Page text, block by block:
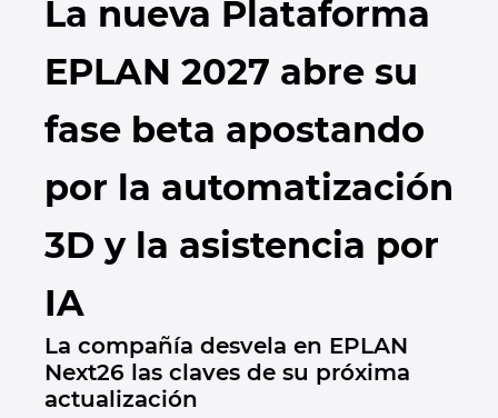
La nueva Plataforma
EPLAN 2027 abre su
fase beta apostando
por la automatización
3D y la asistencia por
IA
La compañía desvela en EPLAN
Next26 las claves de su próxima
actualización
Marítima
Automatización de edificios
Casos de éxito
Automatización de edificios
Configuración
EPLAN Educacional para centros educativos
EPLAN Educacional para estudiantes
EPLAN Collaboration Apps
Trust Center
Brunei
Bulgaria
Canada
Chile
China
China Taiwan
Colombia
Croatia